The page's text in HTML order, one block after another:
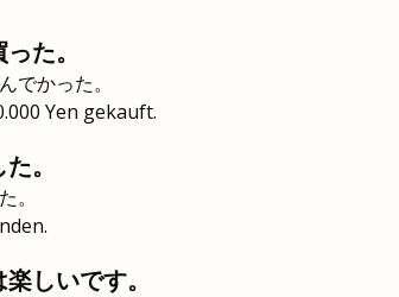
た。
でかった。
Yen gekauft.
。
。
しいです。